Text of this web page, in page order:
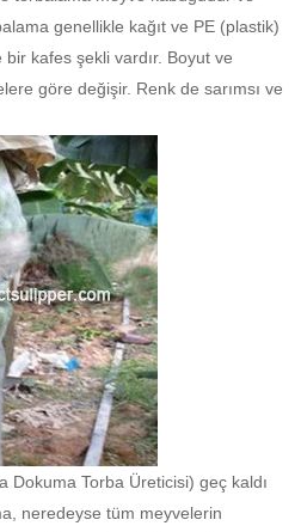
genellikle kağıt ve PE (plastik)
kafes şekli vardır. Boyut ve
göre değişir. Renk de sarımsı ve
Dokuma Torba Üreticisi) geç kaldı
neredeyse tüm meyvelerin